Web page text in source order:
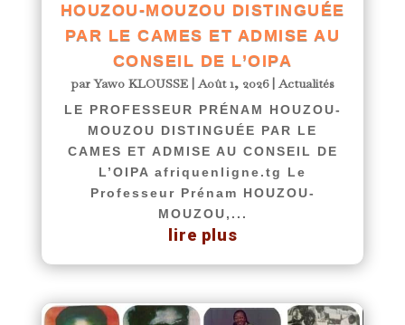
HOUZOU-MOUZOU DISTINGUÉE
PAR LE CAMES ET ADMISE AU
CONSEIL DE L’OIPA
parYawo KLOUSSE|Août 1, 2026|Actualités
LE PROFESSEUR PRÉNAM HOUZOU-
MOUZOU DISTINGUÉE PAR LE
CAMES ET ADMISE AU CONSEIL DE
L’OIPA afriquenligne.tg Le
Professeur Prénam HOUZOU-
MOUZOU,...
lire plus